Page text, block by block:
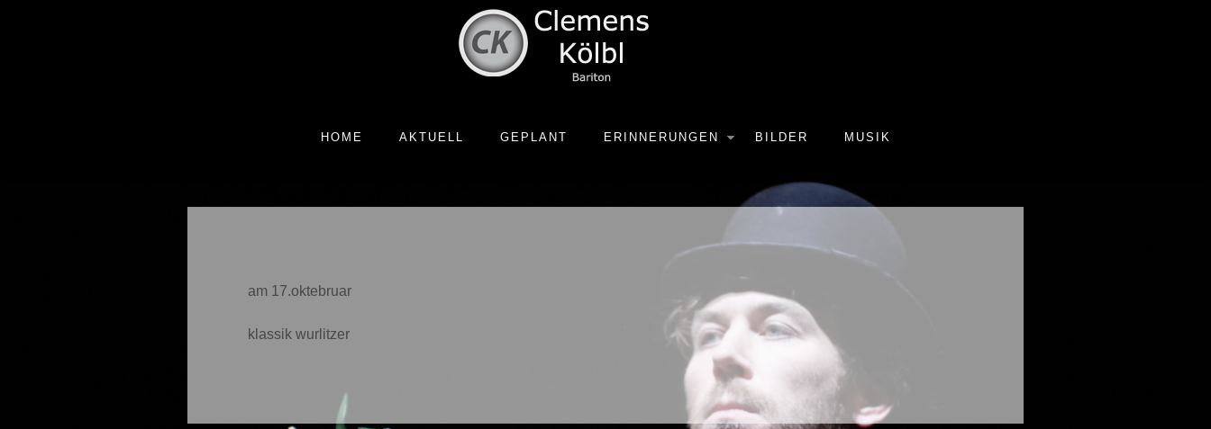
HOME AKTUELL GEPLANT ERINNERUNGEN BILDER MUSIK
am 17.oktebruar
klassik wurlitzer